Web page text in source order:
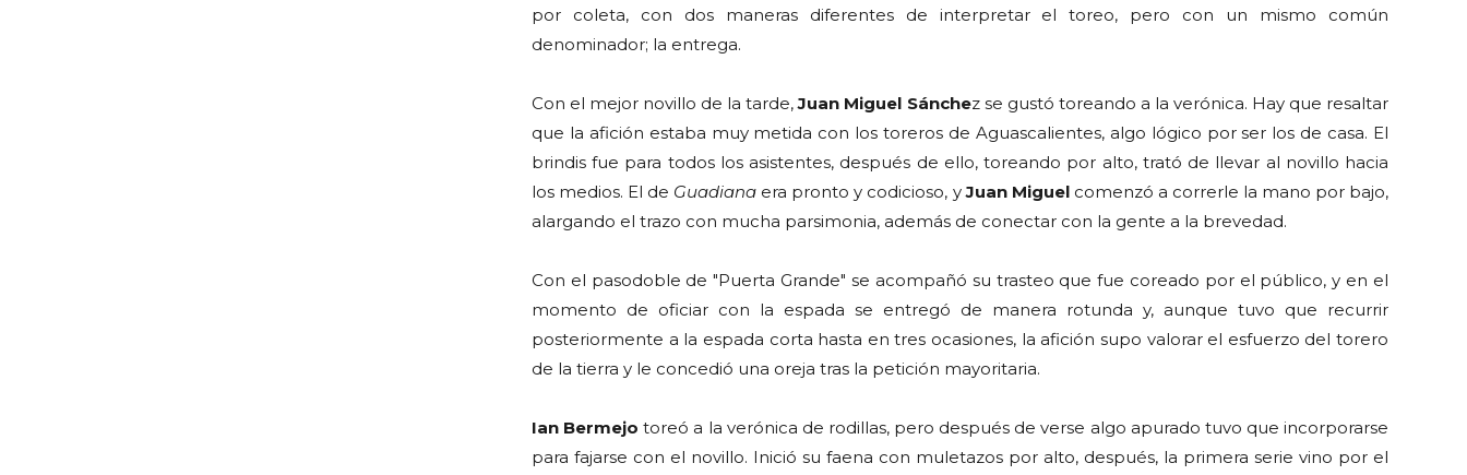
por coleta, con dos maneras diferentes de interpretar el toreo, pero con un mismo común
denominador; la entrega.
Con el mejor novillo de la tarde,Juan Miguel Sánchez se gustó toreando a la verónica. Hay que resaltar
que la afición estaba muy metida con los toreros de Aguascalientes, algo lógico por ser los de casa. El
brindis fue para todos los asistentes, después de ello, toreando por alto, trató de llevar al novillo hacia
los medios. El de Guadiana era pronto y codicioso, yJuan Miguel comenzó a correrle la mano por bajo,
alargando el trazo con mucha parsimonia, además de conectar con la gente a la brevedad.
Con el pasodoble de "Puerta Grande" se acompañó su trasteo que fue coreado por el público, y en el
momento de oficiar con la espada se entregó de manera rotunda y, aunque tuvo que recurrir
posteriormente a la espada corta hasta en tres ocasiones, la afición supo valorar el esfuerzo del torero
de la tierra y le concedió una oreja tras la petición mayoritaria.
Ian Bermejo toreó a la verónica de rodillas, pero después de verse algo apurado tuvo que incorporarse
para fajarse con el novillo. Inició su faena con muletazos por alto, después, la primera serie vino por el